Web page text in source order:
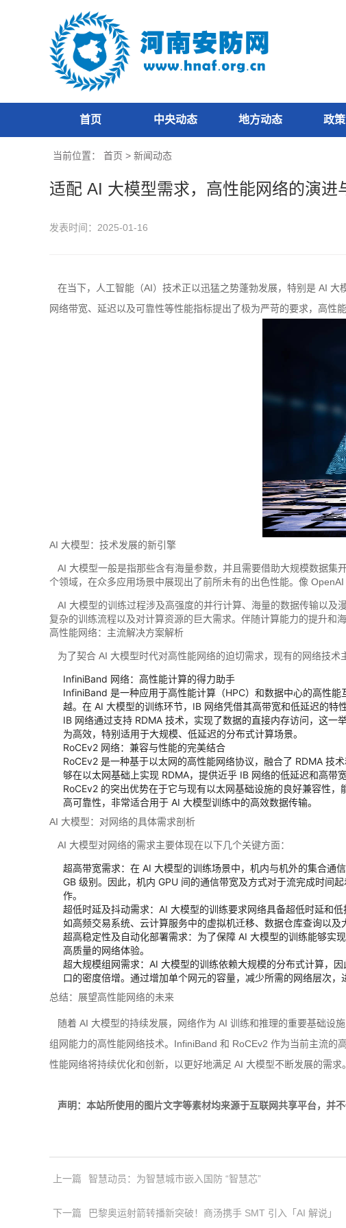
首页 中央动态 地方动态 政
当前位置： 首页 > 新闻动态
适配 AI 大模型需求，高性能网络的演进
发表时间：2025-01-16
在当下，人工智能（AI）技术正以迅猛之势蓬勃发展，特别是 AI
网络带宽、延迟以及可靠性等性能指标提出了极为严苛的要求，高性
AI 大模型：技术发展的新引擎
AI 大模型一般是指那些含有海量参数，并且需要借助大规模数据集
个领域，在众多应用场景中展现出了前所未有的出色性能。像
AI 大模型的训练过程涉及高强度的并行计算、海量的数据传输以及
复杂的训练流程以及对计算资源的巨大需求。伴随计算能力的提升和
高性能网络：主流解决方案解析
为了契合 AI 大模型时代对高性能网络的迫切需求，现有的网络技术
InfiniBand 网络：高性能计算的得力助手
InfiniBand 是一种应用于高性能计算（HPC）和数据中心的高性
越。在 AI 大模型的训练环节，IB 网络凭借其高带宽和低延迟的特
IB 网络通过支持 RDMA 技术，实现了数据的直接内存访问，这一
为高效，特别适用于大规模、低延迟的分布式计算场景。
RoCEv2 网络：兼容与性能的完美结合
RoCEv2 是一种基于以太网的高性能网络协议，融合了 RDMA 技
够在以太网基础上实现 RDMA，提供近乎 IB 网络的低延迟和高带宽
RoCEv2 的突出优势在于它与现有以太网基础设施的良好兼容性
高可靠性，非常适合用于 AI 大模型训练中的高效数据传输。
AI 大模型：对网络的具体需求剖析
AI 大模型对网络的需求主要体现在以下几个关键方面：
超高带宽需求：在 AI 大模型的训练场景中，机内与机外的集合通
GB 级别。因此，机内 GPU 间的通信带宽及方式对于流完成时间
作。
超低时延及抖动需求：AI 大模型的训练要求网络具备超低时延和
如高频交易系统、云计算服务中的虚拟机迁移、数据仓库查询以及
超高稳定性及自动化部署需求：为了保障 AI 大模型的训练能够实
高质量的网络体验。
超大规模组网需求：AI 大模型的训练依赖大规模的分布式计算，
口的密度倍增。通过增加单个网元的容量，减少所需的网络层次，
总结：展望高性能网络的未来
随着 AI 大模型的持续发展，网络作为 AI 训练和推理的重要基础设
组网能力的高性能网络技术。InfiniBand 和 RoCEv2 作为当前主流的
性能网络将持续优化和创新，以更好地满足 AI 大模型不断发展的需求。
声明：本站所使用的图片文字等素材均来源于互联网共享平台，并
上一篇 智慧动员：为智慧城市嵌入国防 “智慧芯”
下一篇 巴黎奥运射箭转播新突破！商汤携手 SMT 引入「AI 解说」